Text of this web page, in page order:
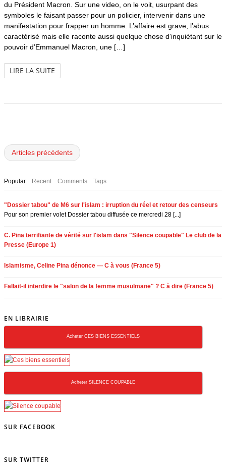
du Président Macron. Sur une video, on le voit, usurpant des
symboles le faisant passer pour un policier, intervenir dans une
manifestation pour frapper un homme. L’affaire est grave, l’abus
caractérisé mais elle raconte aussi quelque chose d’inquiétant sur le
pouvoir d’Emmanuel Macron, une […]
LIRE LA SUITE
Articles précédents
Popular Recent Comments Tags
"Dossier tabou" de M6 sur l'islam : irruption du réel et retour des censeurs
Pour son premier volet Dossier tabou diffusée ce mercredi 28 [...]
C. Pina terrifiante de vérité sur l'islam dans "Silence coupable" Le club de la
Presse (Europe 1)
Islamisme, Celine Pina dénonce — C à vous (France 5)
Fallait-il interdire le "salon de la femme musulmane" ? C à dire (France 5)
EN LIBRAIRIE
Acheter CES BIENS ESSENTIELS
Acheter SILENCE COUPABLE
SUR FACEBOOK
SUR TWITTER